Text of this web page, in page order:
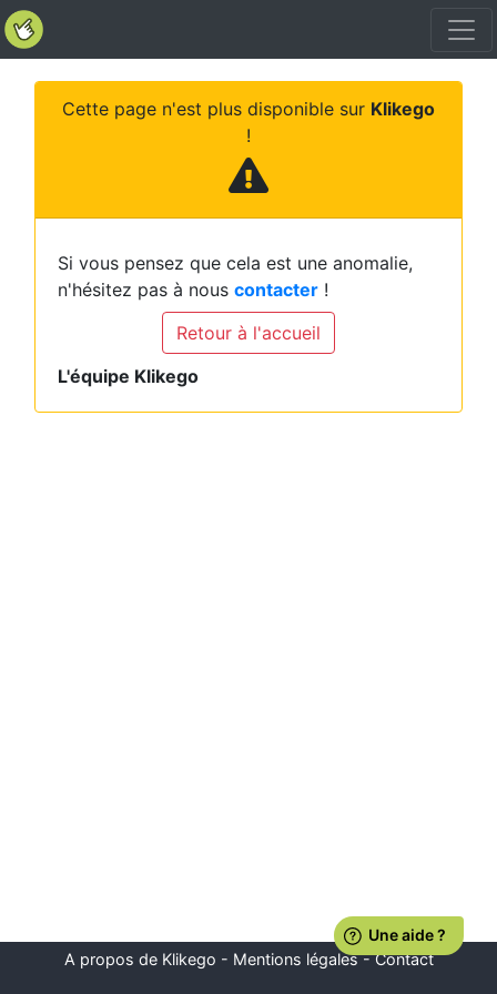
Cette page n'est plus disponible sur Klikego
!
Si vous pensez que cela est une anomalie,
n'hésitez pas à nous contacter !
Retour à l'accueil
L'équipe Klikego
A propos de Klikego - Mentions légales-Contact